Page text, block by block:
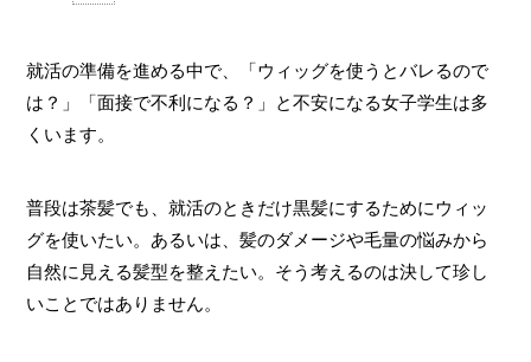
就活の準備を進める中で、「ウィッグを使うとバレるので
は？」「面接で不利になる？」と不安になる女子学生は多
くいます。
普段は茶髪でも、就活のときだけ黒髪にするためにウィッ
グを使いたい。あるいは、髪のダメージや毛量の悩みから
自然に見える髪型を整えたい。そう考えるのは決して珍し
いことではありません。